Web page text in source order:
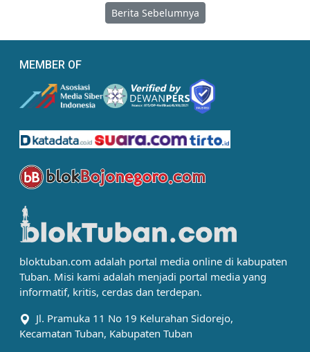
Berita Sebelumnya
MEMBER OF
bloktuban.com adalah portal media online di kabupaten
Tuban. Misi kami adalah menjadi portal media yang
informatif, kritis, cerdas dan terdepan.
Jl. Pramuka 11 No 19 Kelurahan Sidorejo,
Kecamatan Tuban, Kabupaten Tuban